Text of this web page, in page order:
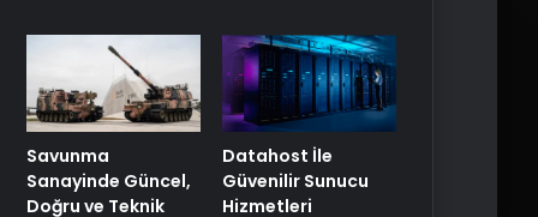
Savunma
Sanayinde Güncel,
Doğru ve Teknik
Datahost İle
Güvenilir Sunucu
Hizmetleri